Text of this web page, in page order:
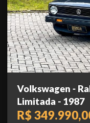
Volkswagen -
Limitada - 1987
R$